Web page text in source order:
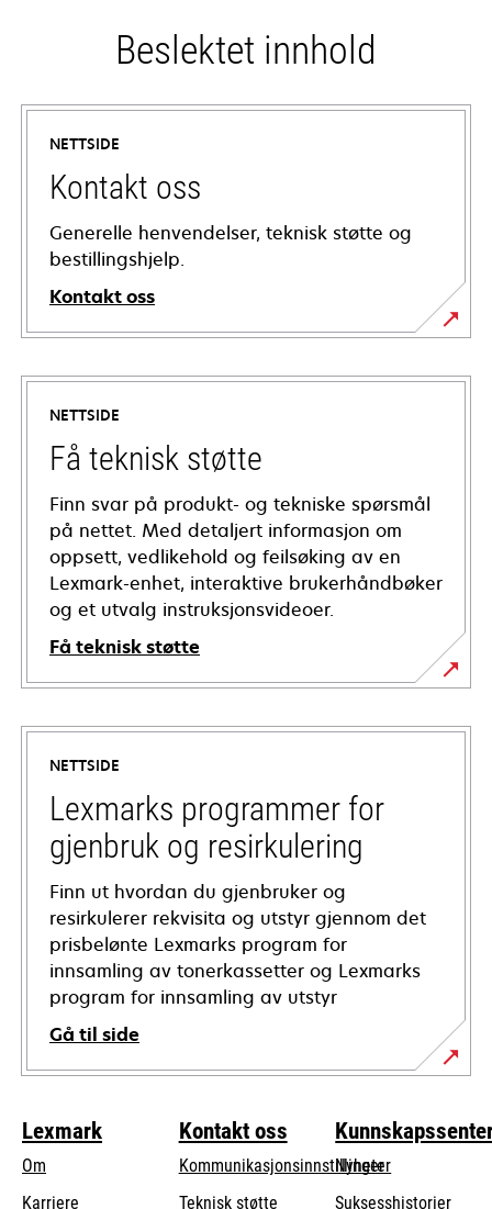
Beslektet innhold
NETTSIDE
Kontakt oss
Generelle henvendelser, teknisk støtte og
bestillingshjelp.
Kontakt oss
NETTSIDE
Få teknisk støtte
Finn svar på produkt- og tekniske spørsmål
på nettet. Med detaljert informasjon om
oppsett, vedlikehold og feilsøking av en
Lexmark-enhet, interaktive brukerhåndbøker
og et utvalg instruksjonsvideoer.
Få teknisk støtte
opens
in
new
tab
NETTSIDE
Lexmarks programmer for
gjenbruk og resirkulering
Finn ut hvordan du gjenbruker og
resirkulerer rekvisita og utstyr gjennom det
prisbelønte Lexmarks program for
innsamling av tonerkassetter og Lexmarks
program for innsamling av utstyr
Gå til side
Lexmark
Om
Karriere
Kontakt oss
Kommunikasjonsinnstillinger
Teknisk støtteopens
Nyheter
Suksesshistorier